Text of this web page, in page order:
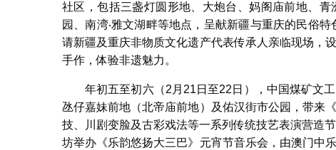
社区，包括三盏灯圆形地、大炮台、妈阁庙前地、
园、南湾‧雅文湖畔等地点，呈献新疆与重庆的民俗
请新疆及重庆非物质文化遗产代表传承人亲临现场，
手作，体验非遗魅力。
年初五至初六（2月21日至22日），中国煤矿文
氹仔嘉妹前地（北帝庙前地）及佑汉街市公园，带来
技、川剧变脸及古彩戏法等一系列传统技艺表演营造
坊举办《乐韵悠扬大三巴》元宵节音乐会，由澳门中